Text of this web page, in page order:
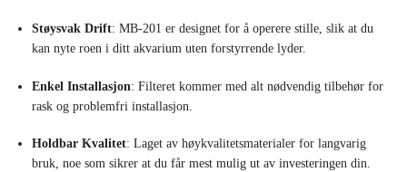
Støysvak Drift: MB-201 er designet for å operere stille, slik at du
kan nyte roen i ditt akvarium uten forstyrrende lyder.
Enkel Installasjon: Filteret kommer med alt nødvendig tilbehør for
rask og problemfri installasjon.
Holdbar Kvalitet: Laget av høykvalitetsmaterialer for langvarig
bruk, noe som sikrer at du får mest mulig ut av investeringen din.